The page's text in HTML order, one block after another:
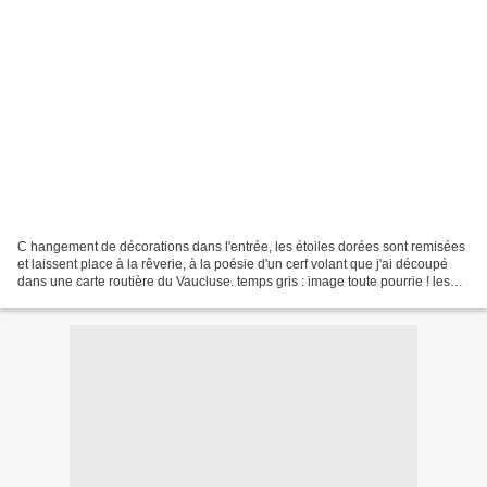
C hangement de décorations dans l'entrée, les étoiles dorées sont remisées
et laissent place à la rêverie, à la poésie d'un cerf volant que j'ai découpé
dans une carte routière du Vaucluse. temps gris : image toute pourrie ! les